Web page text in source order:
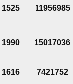
1525 11956985
1990 15017036
1616 7421752